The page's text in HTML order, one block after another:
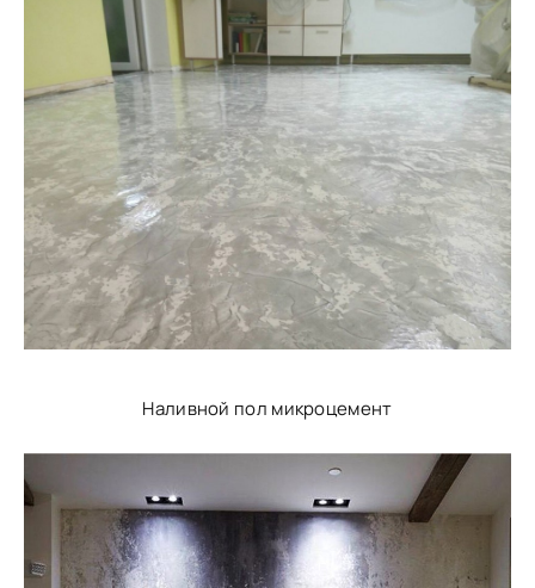
Наливной пол микроцемент